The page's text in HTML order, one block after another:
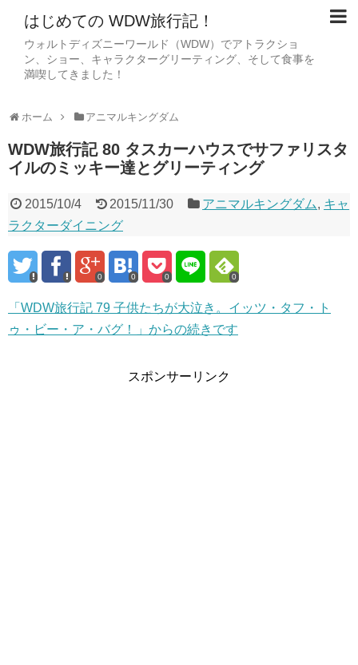
はじめての WDW旅行記！
ウォルトディズニーワールド（WDW）でアトラクショ
ン、ショー、キャラクターグリーティング、そして食事を
満喫してきました！
ホーム アニマルキングダム
WDW旅行記 80 タスカーハウスでサファリスタ
イルのミッキー達とグリーティング
2015/10/4 2015/11/30 アニマルキングダム, キャ
ラクターダイニング
0 0 0 0
「WDW旅行記 79 子供たちが大泣き。イッツ・タフ・ト
ゥ・ビー・ア・バグ！」からの続きです
スポンサーリンク